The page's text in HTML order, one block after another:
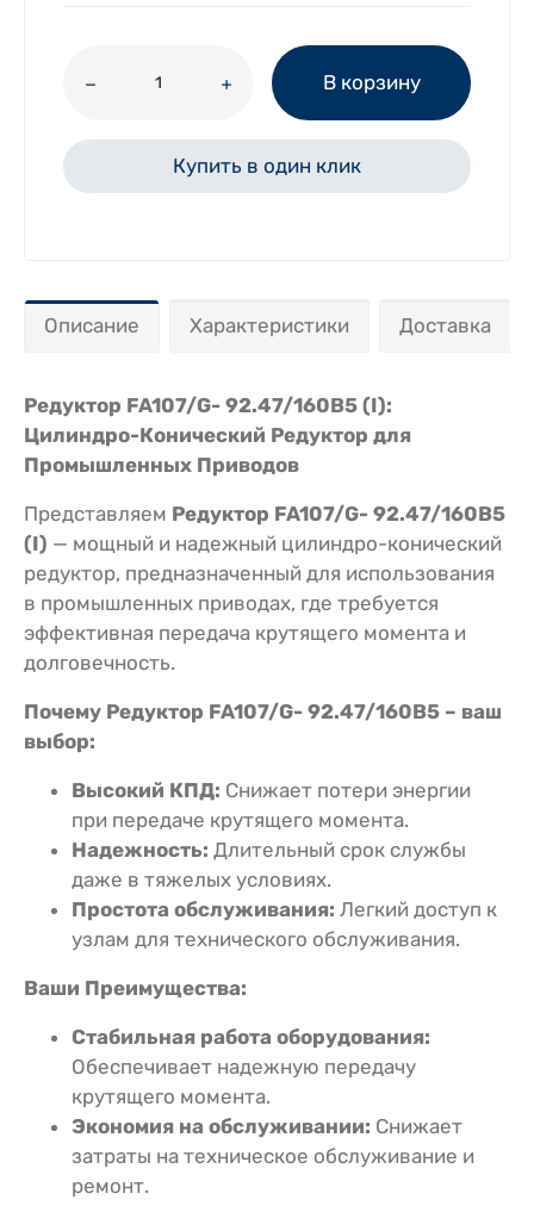
В корзину
Купить в один клик
Описание Характеристики Доставка
Редуктор FA107/G- 92.47/160B5 (I):
Цилиндро-Конический Редуктор для
Промышленных Приводов
Представляем Редуктор FA107/G- 92.47/160B5
(I) — мощный и надежный цилиндро-конический
редуктор, предназначенный для использования
в промышленных приводах, где требуется
эффективная передача крутящего момента и
долговечность.
Почему Редуктор FA107/G- 92.47/160B5 – ваш
выбор:
Высокий КПД: Снижает потери энергии
при передаче крутящего момента.
Надежность: Длительный срок службы
даже в тяжелых условиях.
Простота обслуживания: Легкий доступ к
узлам для технического обслуживания.
Ваши Преимущества:
Стабильная работа оборудования:
Обеспечивает надежную передачу
крутящего момента.
Экономия на обслуживании: Снижает
затраты на техническое обслуживание и
ремонт.